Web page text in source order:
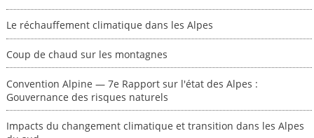
Le réchauffement climatique dans les Alpes
Coup de chaud sur les montagnes
Convention Alpine — 7e Rapport sur l'état des Alpes :
Gouvernance des risques naturels
Impacts du changement climatique et transition dans les Alpes